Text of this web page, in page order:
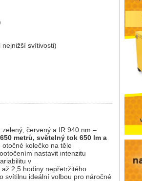
svítivosti)
červený a IR 940 nm –
metrů, světelný tok 650 lm a
otočné kolečko na těle
nastavit intenzitu
v
2,5 hodiny nepřetržitého
svítilnu ideální volbou pro náročné